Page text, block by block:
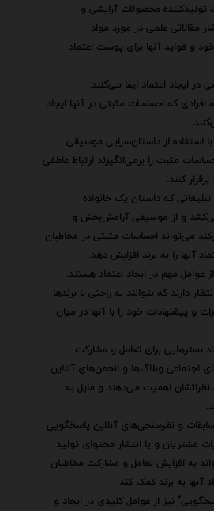
محصولات آرایشی و
مقالاتی علمی در مورد مواد
و فواید آنها برای پوست اعتماد
ایجاد اعتماد ایفا می‌کنند.
افرادی که احساسات مثبتی در آنها ایجاد
استفاده از داستان‌سرایی موسیقی
مثبت را برمی‌انگیزند ارتباط عاطفی
کنند.
که داستان یک خانواده
و از موسیقی آرامش‌بخش و
می‌تواند احساسات مثبتی در مخاطبان
آنها را به برند افزایش دهد.
عوامل مهم در ایجاد اعتماد هستند.
دارند که بتوانند به راحتی با برندها
و پیشنهادات خود را با آنها در میان
بسترهایی برای تعامل و مشارکت
اجتماعی وبلاگ‌ها و انجمن‌های آنلاین
نظراتشان اهمیت می‌دهند و مایل به
و نظرسنجی‌های آنلاین پاسخگویی
مشتریان و یا انتشار محتوای تولید
به افزایش تعامل و مشارکت مخاطبان
آنها به برند کمک کند.
نیز از عوامل کلیدی در ایجاد و